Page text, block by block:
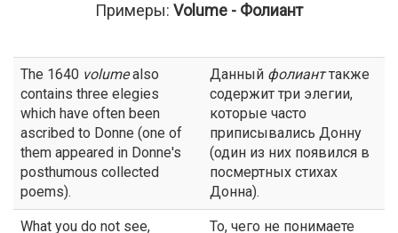
Примеры: Volume - Фолиант
The 1640 volumealso
contains three elegies
which have often been
ascribed to Donne (one of
them appeared in Donne's
posthumous collected
poems).
Данный фолианттакже
содержит три элегии,
которые часто
приписывались Донну
(один из них появился в
посмертных стихах
Донна).
What you do not see,
То, чего не понимаете